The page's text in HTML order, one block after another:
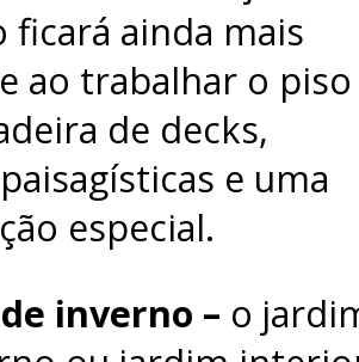
ficará ainda mais
ao trabalhar o piso
de decks,
e uma
especial.
inverno – o